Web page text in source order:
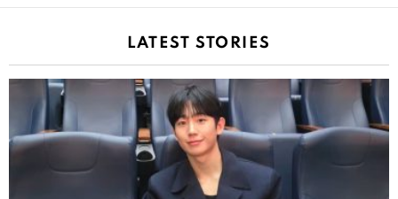
LATEST STORIES